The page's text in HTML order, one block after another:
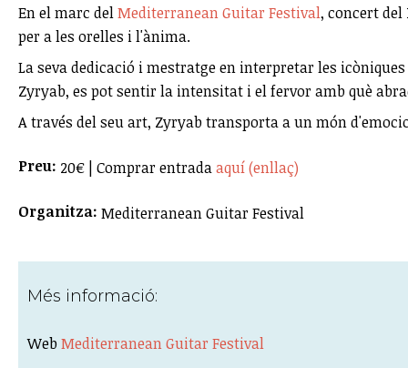
En el marc delMediterranean Guitar Festival, concert del
per a les orelles i l'ànima.
La seva dedicació i mestratge en interpretar les
Zyryab, es pot sentir la intensitat i el fervor amb què
A través del seu art, Zyryab transporta a un món
Preu: 20€ | Comprar entradaaquí (enllaç)
Organitza: Mediterranean Guitar Festival
Més informació:
Web Mediterranean Guitar Festival